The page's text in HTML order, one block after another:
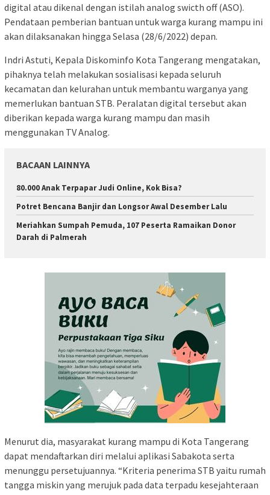
digital atau dikenal dengan istilah analog swicth off (ASO).
Pendataan pemberian bantuan untuk warga kurang mampu ini
akan dilaksanakan hingga Selasa (28/6/2022) depan.
Indri Astuti, Kepala Diskominfo Kota Tangerang mengatakan,
pihaknya telah melakukan sosialisasi kepada seluruh
kecamatan dan kelurahan untuk membantu warganya yang
memerlukan bantuan STB. Peralatan digital tersebut akan
diberikan kepada warga kurang mampu dan masih
menggunakan TV Analog.
BACAAN LAINNYA
80.000 Anak Terpapar Judi Online, Kok Bisa?
Potret Bencana Banjir dan Longsor Awal Desember Lalu
Meriahkan Sumpah Pemuda, 107 Peserta Ramaikan Donor
Darah di Palmerah
Menurut dia, masyarakat kurang mampu di Kota Tangerang
dapat mendaftarkan diri melalui aplikasi Sabakota serta
menunggu persetujuannya. “Kriteria penerima STB yaitu rumah
tangga miskin yang merujuk pada data terpadu kesejahteraan